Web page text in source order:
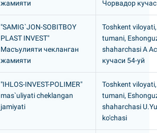
жамияти Чорвадор
"SAMIG`JON-SOBITBOY
PLAST INVEST"
Масъулияти чекланган
жамияти
Toshkent
tumani,
shaharchasi А
кучаси 54-уй
"IHLOS-INVEST-POLIMER"
mas`uliyati cheklangan
jamiyati
Toshkent
tumani,
shaharchasi
ko'chasi